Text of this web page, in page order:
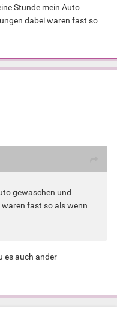
Stunde mein Auto
dabei waren fast so
gewaschen und
fast so als wenn
es auch ander